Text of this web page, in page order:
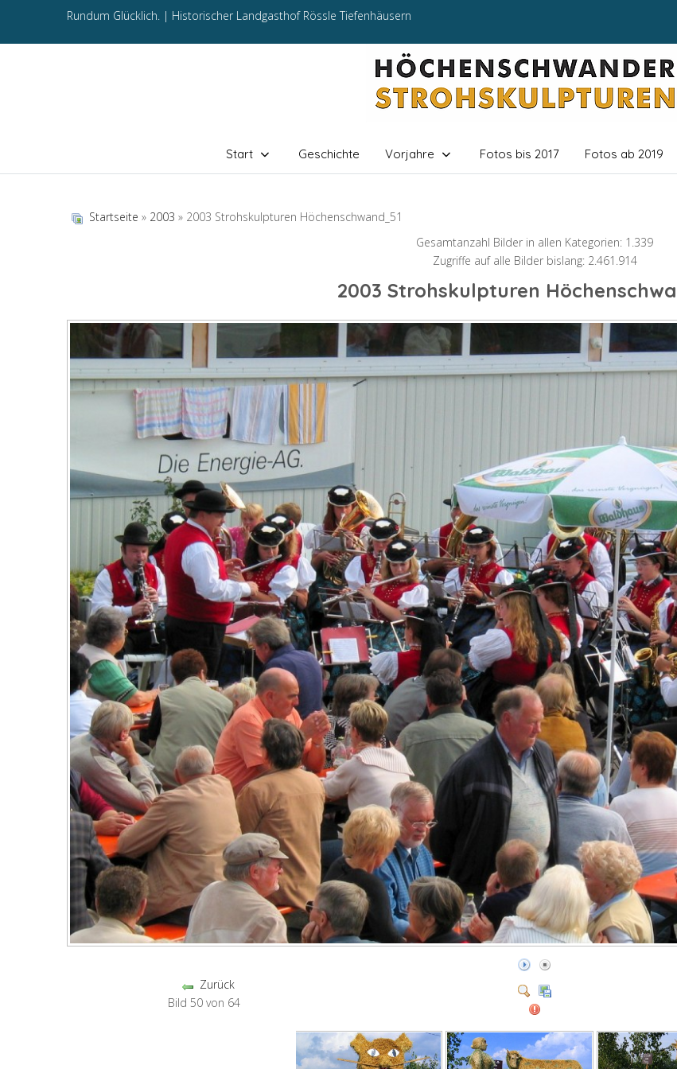
Rundum Glücklich. | Historischer Landgasthof Rössle Tiefenhäusern
Start Geschichte Vorjahre Fotos bis 2017 Fotos ab 2019
Startseite » 2003 » 2003 Strohskulpturen Höchenschwand_51
Gesamtanzahl Bilder in allen Kategorien: 1.339
Zugriffe auf alle Bilder bislang: 2.461.914
2003 Strohskulpturen
Zurück
Bild 50 von 64